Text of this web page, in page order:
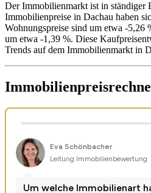
Der Immobilienmarkt ist in ständiger
Immobilienpreise in Dachau haben
Wohnungspreise sind um etwa -5,26
um etwa -1,39 %. Diese
Trends auf dem Immobilienmarkt in